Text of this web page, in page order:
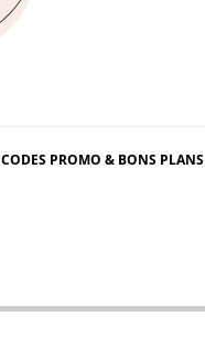
CODES PROMO & BONS PLANS